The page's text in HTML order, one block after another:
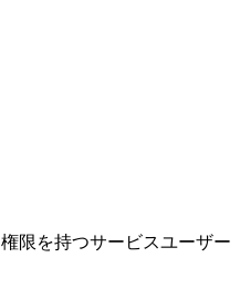
権限を持つサービスユーザー